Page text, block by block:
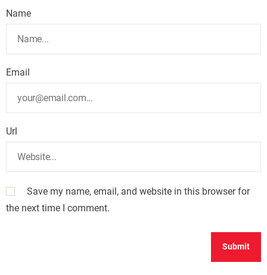
Name
Email
Url
Save my name, email, and website in this browser for
the next time I comment.